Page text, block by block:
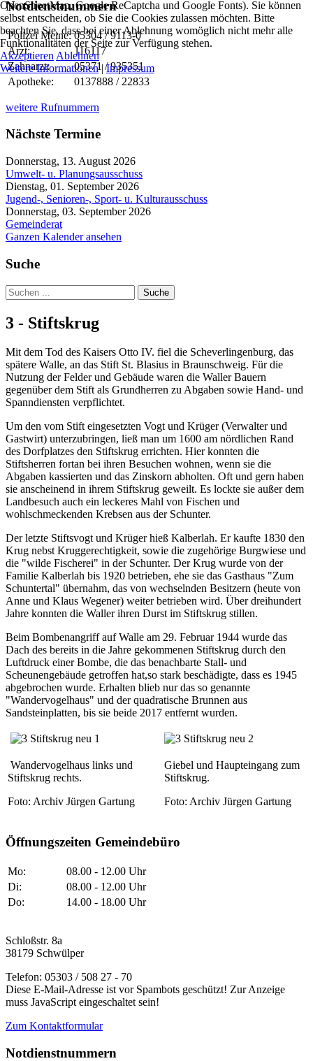
Notdienstnummern
Polizei Meine: 05304 / 9113-0
Arzt:
116117
Zahnarzt:
05371 / 935351
Apotheke:
0137888 / 22833
weitere Rufnummern
Nächste Termine
Donnerstag, 13. August 2026
Umwelt- u. Planungsausschuss
Dienstag, 01. September 2026
Jugend-, Senioren-, Sport- u. Kulturausschuss
Donnerstag, 03. September 2026
Gemeinderat
Ganzen Kalender ansehen
Suche
Suche
3 - Stiftskrug
Mit dem Tod des Kaisers Otto IV. fiel die Scheverlingenburg, das
spätere Walle, an das Stift St. Blasius in Braunschweig. Für die
Nutzung der Felder und Gebäude waren die Waller Bauern
gegenüber dem Stift als Grundherren zu Abgaben sowie Hand- und
Spanndiensten verpflichtet.
Um den vom Stift eingesetzten Vogt und Krüger (Verwalter und
Gastwirt) unterzubringen, ließ man um 1600 am nördlichen Rand
des Dorfplatzes den Stiftskrug errichten. Hier konnten die
Stiftsherren fortan bei ihren Besuchen wohnen, wenn sie die
Abgaben kassierten und das Zinskorn abholten. Oft und gern haben
sie anscheinend in ihrem Stiftskrug geweilt. Es lockte sie außer dem
Landbesuch auch ein leckeres Mahl von Fischen und
wohlschmeckenden Krebsen aus der Schunter.
Der letzte Stiftsvogt und Krüger hieß Kalberlah. Er kaufte 1830 den
Krug nebst Kruggerechtigkeit, sowie die zugehörige Burgwiese und
die "wilde Fischerei" in der Schunter. Der Krug wurde von der
Familie Kalberlah bis 1920 betrieben, ehe sie das Gasthaus "Zum
Schuntertal" übernahm, das von wechselnden Besitzern (heute von
Anne und Klaus Wegener) weiter betrieben wird. Über dreihundert
Jahre konnten die Waller ihren Durst im Stiftskrug stillen.
Beim Bombenangriff auf Walle am 29. Februar 1944 wurde das
Dach des bereits in die Jahre gekommenen Stiftskrug durch den
Luftdruck einer Bombe, die das benachbarte Stall- und
Scheunengebäude getroffen hat,so stark beschädigte, dass es 1945
abgebrochen wurde. Erhalten blieb nur das so genannte
"Wandervogelhaus" und der quadratische Brunnen aus
Sandsteinplatten, bis sie beide 2017 entfernt wurden.
Wandervogelhaus links und
Stiftskrug rechts.
Foto: Archiv Jürgen Gartung
Giebel und Haupteingang zum
Stiftskrug.
Foto: Archiv Jürgen Gartung
Öffnungszeiten Gemeindebüro
Mo:
08.00 - 12.00 Uhr
Di:
08.00 - 12.00 Uhr
Do:
14.00 - 18.00 Uhr
Schloßstr. 8a
38179 Schwülper
Telefon: 05303 / 508 27 - 70
Diese E-Mail-Adresse ist vor Spambots geschützt! Zur Anzeige
muss JavaScript eingeschaltet sein!
Zum Kontaktformular
Notdienstnummern
OpenStreetMap, Google ReCaptcha und Google Fonts). Sie können
selbst entscheiden, ob Sie die Cookies zulassen möchten. Bitte
beachten Sie, dass bei einer Ablehnung womöglich nicht mehr alle
Funktionalitäten der Seite zur Verfügung stehen.
Akzeptieren Ablehnen
Weitere Informationen|Impressum